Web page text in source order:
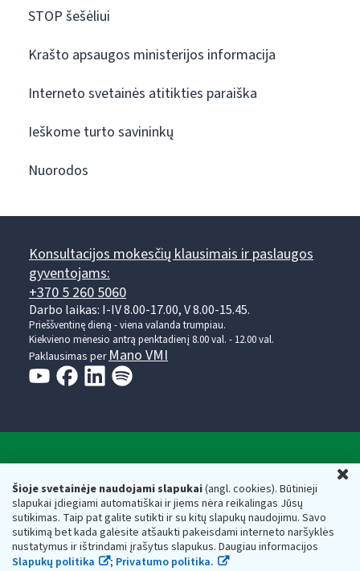
Šioje svetainėje naudojami slapukai(angl. cookies). Būtinieji
slapukai įdiegiami automatiškai ir jiems nėra reikalingas Jūsų
sutikimas. Taip pat galite sutikti ir su kitų slapukų naudojimu. Savo
sutikimą bet kada galėsite atšaukti pakeisdami interneto naršyklės
nustatymus ir ištrindami įrašytus slapukus. Daugiau informacijos
Slapukų politika
; Privatumo politika.
STOP šešėliui
Krašto apsaugos ministerijos informacija
Interneto svetainės atitikties paraiška
Ieškome turto savininkų
Nuorodos
Konsultacijos mokesčių klausimais ir paslaugos
gyventojams:
+370 5 260 5060
Darbo laikas: I-IV 8.00-17.00, V 8.00-15.45.
Prieššventinę dieną - viena valanda trumpiau.
Kiekvieno mėnesio antrą penktadienį 8.00 val. - 12.00 val.
Paklausimas per Mano VMI
Respublikos finansų ministerijos
Biudžetinė įstaiga. Juridinio asmens kodas — 188659752,
adresas: Vasario 16-osios g. 14, 01107 Vilnius, Lietuva, el.paštas:
vmi@vmi.lt, E. pristatymo dėžutės adresas 188659752
Duomenys apie Valstybinę mokesčių inspekciją prie Lietuvos
Respublikos finansų ministerijos kaupiami ir saugomi Juridinių